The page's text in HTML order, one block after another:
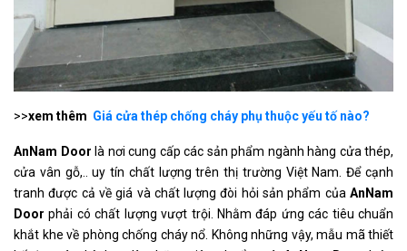
>>xem thêm Giá cửa thép chống cháy phụ thuộc yếu tố nào?
AnNam Door là nơi cung cấp các sản phẩm ngành hàng cửa thép,
cửa vân gỗ,.. uy tín chất lượng trên thị trường Việt Nam. Để cạnh
tranh được cả về giá và chất lượng đòi hỏi sản phẩm của AnNam
Door phải có chất lượng vượt trội. Nhằm đáp ứng các tiêu chuẩn
khắt khe về phòng chống cháy nổ. Không những vậy, mẫu mã thiết